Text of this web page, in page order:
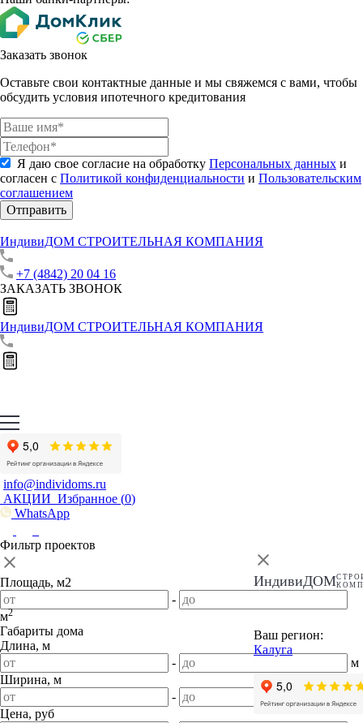
Заказать звонок
Оставьте свои контактные данные и мы свяжемся с вами, чтобы
обсудить условия ипотечного кредитования
Я даю свое согласие на обработку Персональных данных и
согласен с Политикой конфиденциальности и Пользовательским
соглашением
Отправить
ИндивиДОМ СТРОИТЕЛЬНАЯ КОМПАНИЯ
+7 (4842) 20 04 16
ЗАКАЗАТЬ ЗВОНОК
ИндивиДОМ СТРОИТЕЛЬНАЯ КОМПАНИЯ
info@individoms.ru
АКЦИИ Избранное (0)
WhatsApp
ИндивиДОМ
Ваш регион:
Калуга
Фильтр проектов
Площадь, м2
-
м2
Габариты дома
Длина, м
-
м
Ширина, м
-
Цена, руб